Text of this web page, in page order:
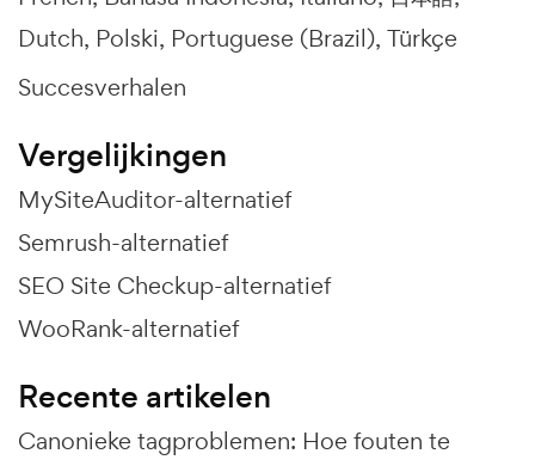
Dutch Polski Portuguese (Brazil) Türkçe
Succesverhalen
Vergelijkingen
MySiteAuditor-alternatief
Semrush-alternatief
SEO Site Checkup-alternatief
WooRank-alternatief
Recente artikelen
Canonieke tagproblemen: Hoe fouten te